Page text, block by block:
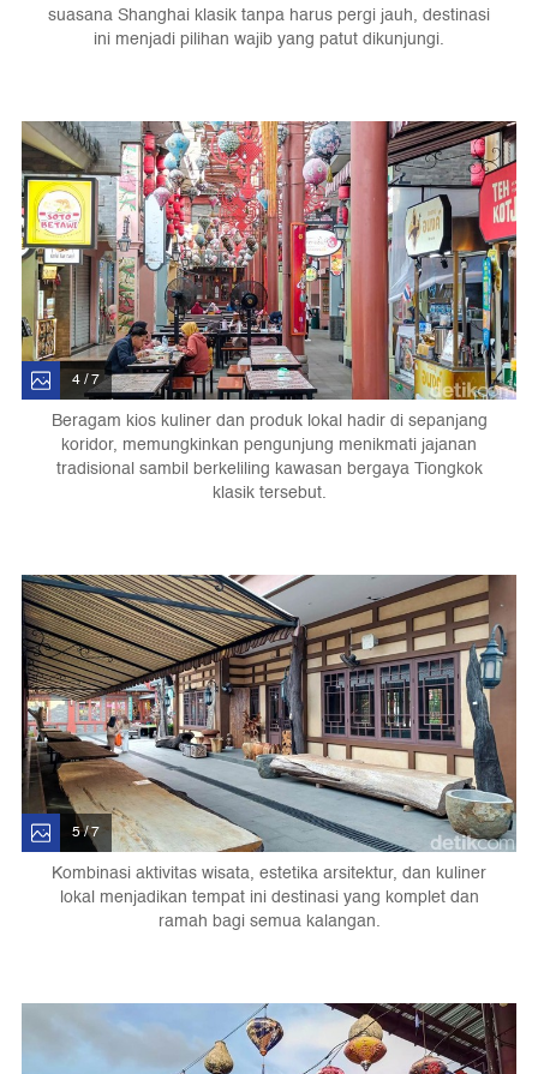
suasana Shanghai klasik tanpa harus pergi jauh, destinasi
ini menjadi pilihan wajib yang patut dikunjungi.
4 / 7
Beragam kios kuliner dan produk lokal hadir di sepanjang
koridor, memungkinkan pengunjung menikmati jajanan
tradisional sambil berkeliling kawasan bergaya Tiongkok
klasik tersebut.
5 / 7
Kombinasi aktivitas wisata, estetika arsitektur, dan kuliner
lokal menjadikan tempat ini destinasi yang komplet dan
ramah bagi semua kalangan.